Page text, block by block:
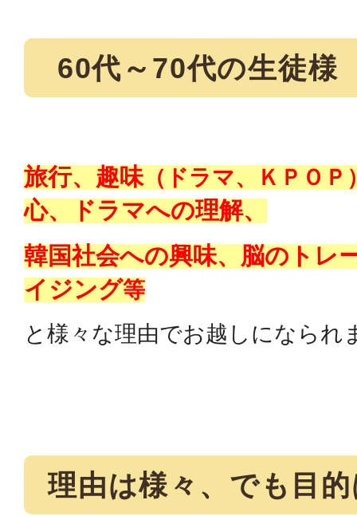
60代～70代の生徒様
旅行、趣味（ドラマ、ＫＰＯＰ
心、ドラマへの理解、
韓国社会への興味、脳のトレ
イジング等
と様々な理由でお越しになられ
理由は様々、でも目